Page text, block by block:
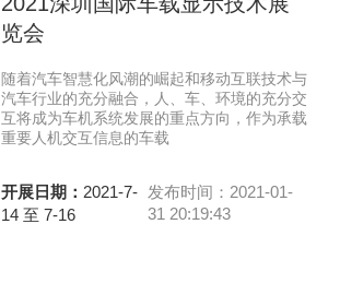
览会
随着汽车智慧化风潮的崛起和移动互联技术与
汽车行业的充分融合，人、车、环境的充分交
互将成为车机系统发展的重点方向，作为承载
重要人机交互信息的车载
开展日期： 2021-7-
14 至 7-16
发布时间：2021-01-
31 20:19:43